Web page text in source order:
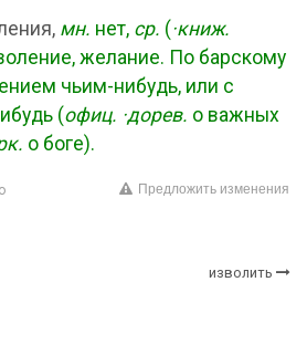
мн. нет, ср. ( ·книж.
желание. По барскому
чьим-нибудь, или с
(офиц. ·дорев. о важных
о боге).
Предложить изменения
изволить